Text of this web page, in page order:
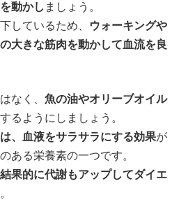
動かし ましょう。
しているため、 ウォーキングや
大きな筋肉を動かして血流を良
なく、 魚の油やオリーブオイル
するようにしましょう。
、血液をサラサラにする効果が
ある栄養素の一つです。
結果的に代謝もアップしてダイエ